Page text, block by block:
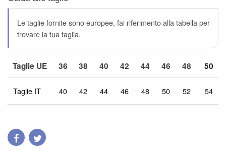
Le taglie fornite sono europee, fai riferimento alla tabella per
trovare la tua taglia.
Taglie UE 36 38 40 42 44 46 48 50
Taglie IT 40 42 44 46 48 50 52 54